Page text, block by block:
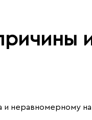
и неравномерному